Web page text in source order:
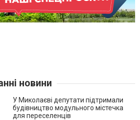
новини
У Миколаєві депутати підтримали
будівництво модульного містечка
для переселенців